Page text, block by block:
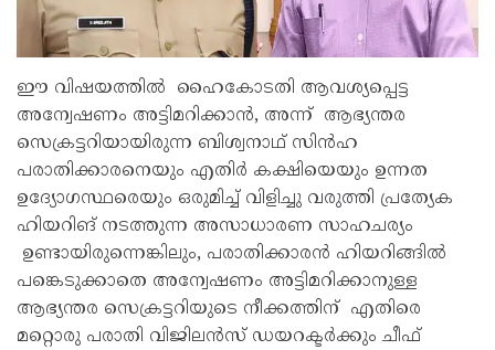
ഈ വിഷയത്തിൽ ഹൈകോടതി ആവശ്യപ്പെട്ട
അന്വേഷണം അട്ടിമറിക്കാൻ, അന്ന് ആഭ്യന്തര
സെക്രട്ടറിയായിരുന്ന ബിശ്വനാഥ് സിൻഹ
പരാതിക്കാരനെയും എതിർ കക്ഷിയെയും ഉന്നത
ഉദ്യോഗസ്ഥരെയും ഒരുമിച്ച് വിളിച്ചു വരുത്തി പ്രത്യേക
ഹിയറിങ് നടത്തുന്ന അസാധാരണ സാഹചര്യം
ഉണ്ടായിരുന്നെങ്കിലും, പരാതിക്കാരൻ ഹിയറിങ്ങിൽ
പങ്കെടുക്കാതെ അന്വേഷണം അട്ടിമറിക്കാനുള്ള
ആഭ്യന്തര സെക്രട്ടറിയുടെ നീക്കത്തിന് എതിരെ
മറ്റൊരു പരാതി വിജിലൻസ് ഡയറക്ടർക്കും ചീഫ്